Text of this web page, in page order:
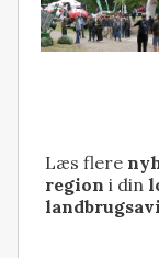
Læs flere
region i din